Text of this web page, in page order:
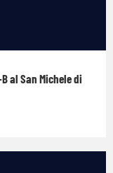
al San Michele di